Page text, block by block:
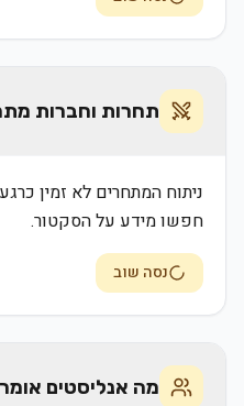
תחרות וחברות
ניתוח המתחרים לא זמין
חפשו מידע על הסקטור.
נסה שוב
מה אנליסטים